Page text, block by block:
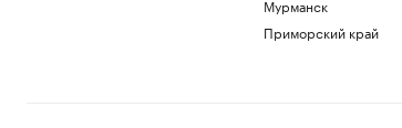
Мурманск
Приморский край